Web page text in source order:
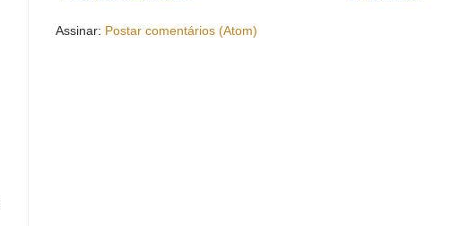
Assinar: Postar comentários (Atom)